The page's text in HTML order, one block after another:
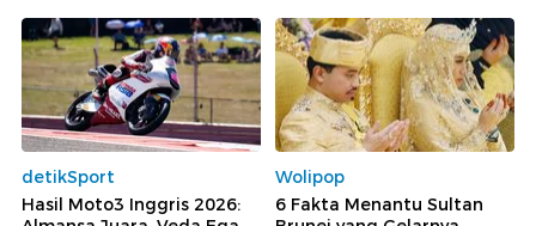
detikSport
Hasil Moto3 Inggris 2026:
Wolipop
6 Fakta Menantu Sultan